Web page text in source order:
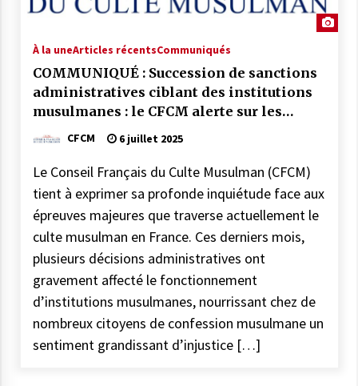
À la uneArticles récentsCommuniqués
COMMUNIQUÉ : Succession de sanctions
administratives ciblant des institutions
musulmanes : le CFCM alerte sur les
risques et préjudices
CFCM 6 juillet 2025
Le Conseil Français du Culte Musulman (CFCM)
tient à exprimer sa profonde inquiétude face aux
épreuves majeures que traverse actuellement le
culte musulman en France. Ces derniers mois,
plusieurs décisions administratives ont
gravement affecté le fonctionnement
d’institutions musulmanes, nourrissant chez de
nombreux citoyens de confession musulmane un
sentiment grandissant d’injustice […]